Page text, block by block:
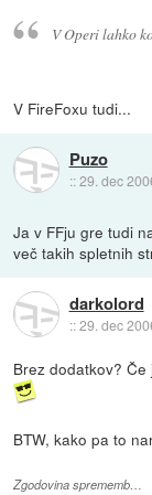
V Operi lahko
V FireFoxu tudi...
Puzo
::29. dec
Ja v FFju gre tudi
več takih spletnih
darkolord
::29. dec
Brez dodatkov?
BTW, kako pa to
Zgodovina sprememb…